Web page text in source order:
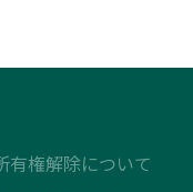
有権解除について